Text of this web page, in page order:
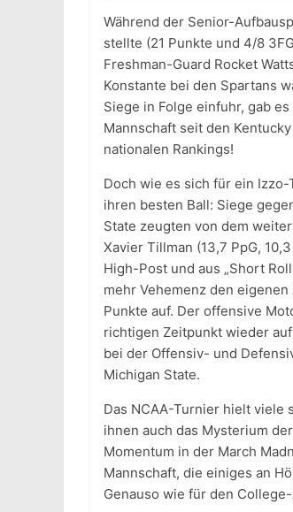
Während der Senior-
stellte (21 Punkte und 4/8
Freshman-Guard Rocket
Konstante bei den Spartans
Siege in Folge einfuhr, gab
Mannschaft seit den
nationalen Rankings!
Doch wie es sich für ein
ihren besten Ball: Siege
State zeugten von dem
Xavier Tillman (13,7 PpG,
High-Post und aus „Short
mehr Vehemenz den
Punkte auf. Der offensive
richtigen Zeitpunkt wieder
bei der Offensiv- und
Michigan State.
Das NCAA-Turnier hielt viele
ihnen auch das Mysterium
Momentum in der March
Mannschaft, die einiges an
Genauso wie für den